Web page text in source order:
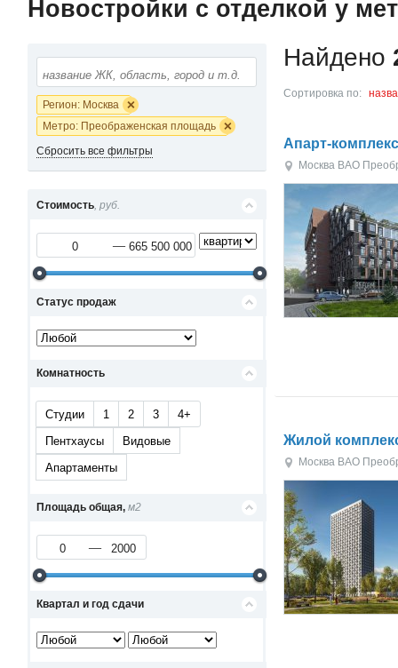
Новостройки с отделкой у
Регион: Москва
Метро: Преображенская площадь
Сбросить все фильтры
Стоимость, руб.
Статус продаж
Комнатность
Студии 1 2 3
4+
Пентхаусы
Видовые
Апартаменты
Площадь общая, м2
Квартал и год сдачи
Найдено
Сортировка по:
Апарт-
Москва ВАО
Жилой
Москва ВАО